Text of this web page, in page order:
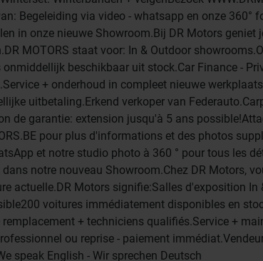
Begeleiding via video - whatsapp en onze 360°
in onze nieuwe Showroom.Bij DR Motors geniet
MOTORS staat voor: In & Outdoor
beschikbaar uit stock.Car Finance -
+ onderhoud in compleet nieuwe
uitbetaling.Erkend verkoper van
de garantie: extension jusqu'à 5 ans
pour plus d'informations et des photos
et notre studio photo à 360 ° pour tous les
notre nouveau Showroom.Chez DR Motors,
actuelle.DR Motors signifie:Salles d'exposition In
voitures immédiatement disponibles en
+ techniciens qualifiés.Service +
ou reprise - paiement
speak English - Wir sprechen Deutsch